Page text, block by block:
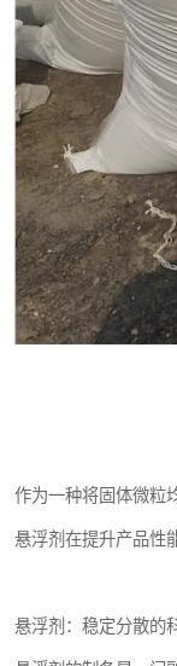
作为一种将固体微粒
悬浮剂在提升产品性
悬浮剂：稳定分散的